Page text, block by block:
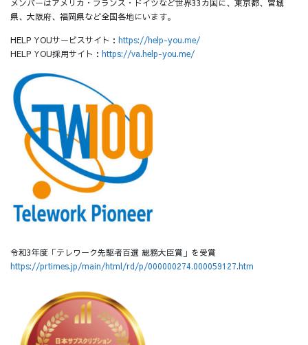
メンバーはアメリカ・フランス・ドイツなど世界33カ国に、東京都、宮城
県、大阪府、福岡県など全国各地にいます。
HELP YOUサービスサイト： https://help-you.me/
HELP YOU採用サイト： https://va.help-you.me/
令和3年度「テレワーク先駆者百選 総務大臣賞」を受賞
https://prtimes.jp/main/html/rd/p/000000274.000059127.htm